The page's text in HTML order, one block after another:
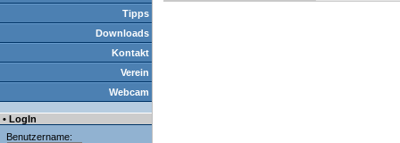
Tipps
Downloads
Kontakt
Verein
Webcam
• LogIn
Benutzername: